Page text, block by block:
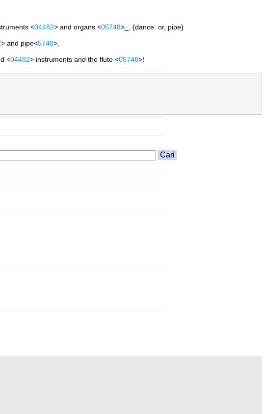
<04482> and organs <05748>_. {dance: or, pipe}
> and pipe<5748>.
<04482> instruments and the flute <05748>!